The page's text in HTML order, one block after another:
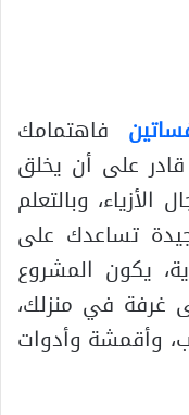
فاهتمامك
قادر على أن يخلق
وبالتعلم
تساعدك على
يكون المشروع
غرفة في منزلك،
وأقمشة وأدوات